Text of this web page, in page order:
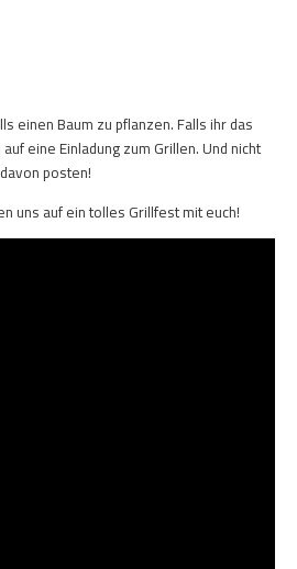
einen Baum zu pflanzen. Falls ihr das
eine Einladung zum Grillen. Und nicht
posten!
uns auf ein tolles Grillfest mit euch!